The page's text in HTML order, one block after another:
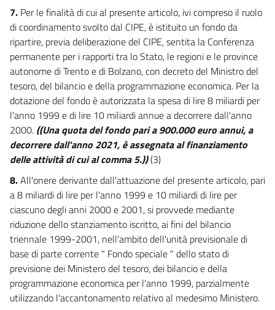
7. Per le finalità di cui al presente articolo, ivi compreso il ruolo
di coordinamento svolto dal CIPE, è istituito un fondo da
ripartire, previa deliberazione del CIPE, sentita la Conferenza
permanente per i rapporti tra lo Stato, le regioni e le province
autonome di Trento e di Bolzano, con decreto del Ministro del
tesoro, del bilancio e della programmazione economica. Per la
dotazione del fondo è autorizzata la spesa di lire 8 miliardi per
l'anno 1999 e di lire 10 miliardi annue a decorrere dall'anno
2000. ((Una quota del fondo pari a 900.000 euro annui, a
decorrere dall'anno 2021, è assegnata al finanziamento
delle attività di cui al comma 5.))(3)
8.All'onere derivante dall'attuazione del presente articolo, pari
a 8 miliardi di lire per l'anno 1999 e 10 miliardi di lire per
ciascuno degli anni 2000 e 2001, si provvede mediante
riduzione dello stanziamento iscritto, ai fini del bilancio
triennale 1999-2001, nell'ambito dell'unità previsionale di
base di parte corrente " Fondo speciale " dello stato di
previsione dei Ministero del tesoro, dei bilancio e della
programmazione economica per l'anno 1999, parzialmente
utilizzando l'accantonamento relativo al medesimo Ministero.